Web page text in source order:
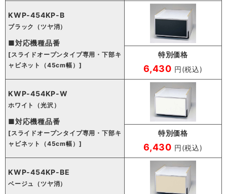
KWP-454KP-B
ブラック（ツヤ消）
■対応機種品番
[スライドオープンタイプ専用・下部キ
ャビネット（45cm幅）]
特別価格
6,430 円(税込)
KWP-454KP-W
ホワイト（光沢）
■対応機種品番
[スライドオープンタイプ専用・下部キ
ャビネット（45cm幅）]
特別価格
6,430 円(税込)
KWP-454KP-BE
ベージュ（ツヤ消）